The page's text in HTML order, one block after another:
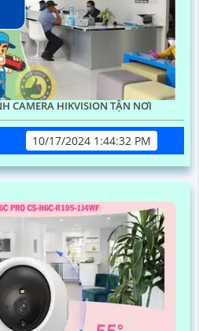
CAMERA HIKVISION TẬN NƠI
10/17/2024 1:44:32 PM